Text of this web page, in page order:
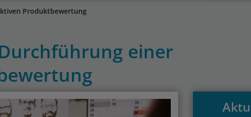
Produktbewertung
einer